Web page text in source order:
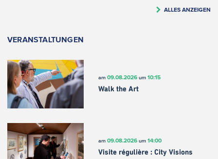
ALLES ANZEIGEN
VERANSTALTUNGEN
am 09.08.2026um 10:15
Walk the Art
am 09.08.2026um 14:00
Visite régulière : City Visions